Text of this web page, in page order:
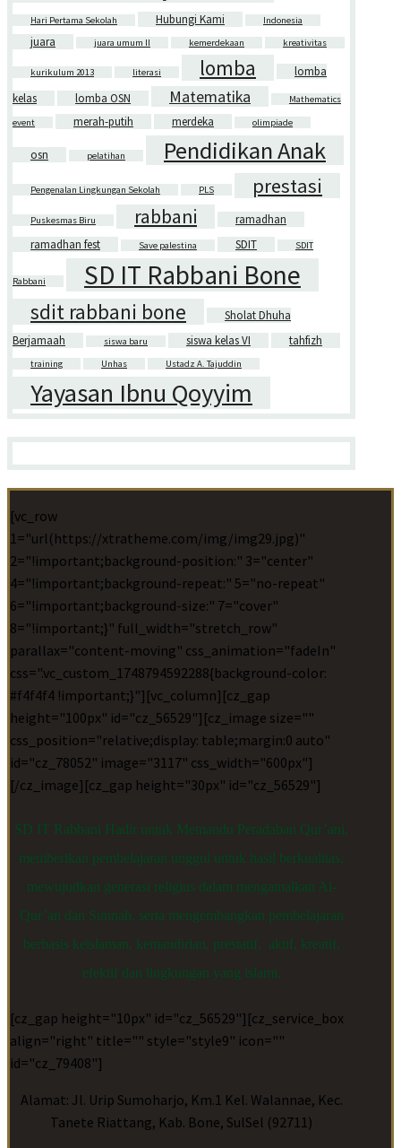
Hari Pertama Sekolah Hubungi Kami Indonesia
juara juara umum II kemerdekaan kreativitas
kurikulum 2013 literasi lomba
lomba
kelas
lomba OSN Matematika
Mathematics
event
merah-putih merdeka olimpiade
osn pelatihan Pendidikan Anak
Pengenalan Lingkungan Sekolah PLS prestasi
Puskesmas Biru rabbani
ramadhan
ramadhan fest
Save palestina SDIT SDIT
Rabbani SD IT Rabbani Bone
sdit rabbani bone
Sholat Dhuha
Berjamaah
siswa baru siswa kelas VI tahfizh
training Unhas Ustadz A. Tajuddin
Yayasan Ibnu Qoyyim
[vc_row
1="url(https://xtratheme.com/img/img29.jpg)"
2="!important;background-position:" 3="center"
4="!important;background-repeat:" 5="no-repeat"
6="!important;background-size:" 7="cover"
8="!important;}" full_width="stretch_row"
parallax="content-moving" css_animation="fadeIn"
css=".vc_custom_1748794592288{background-color:
#f4f4f4 !important;}"][vc_column][cz_gap
height="100px" id="cz_56529"][cz_image size=""
css_position="relative;display: table;margin:0 auto"
id="cz_78052" image="3117" css_width="600px"]
[/cz_image][cz_gap height="30px" id="cz_56529"]
SD IT Rabbani Hadir untuk Memandu Peradaban Qur’ani,
memberikan pembelajaran unggul untuk hasil berkualitas,
mewujudkan generasi religius dalam mengamalkan Al-
Qur’an dan Sunnah, serta mengembangkan pembelajaran
berbasis keislaman, kemandirian, prestatif, aktif, kreatif,
efektif dan lingkungan yang islami.
[cz_gap height="10px" id="cz_56529"][cz_service_box
align="right" title="" style="style9" icon=""
id="cz_79408"]
Alamat: Jl. Urip Sumoharjo, Km.1 Kel. Walannae, Kec.
Tanete Riattang, Kab. Bone, SulSel (92711)